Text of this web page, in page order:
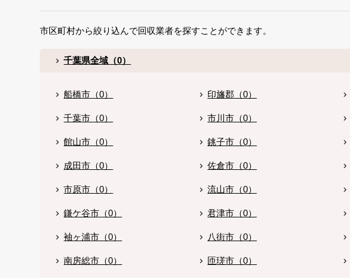
市区町村から絞り込んで回収業者を探すことができます。
千葉県全域（0）
船橋市（0） 印旛郡（0）
千葉市（0） 市川市（0）
館山市（0） 銚子市（0）
成田市（0） 佐倉市（0）
市原市（0） 流山市（0）
鎌ケ谷市（0） 君津市（0）
袖ヶ浦市（0） 八街市（0）
南房総市（0） 匝瑳市（0）